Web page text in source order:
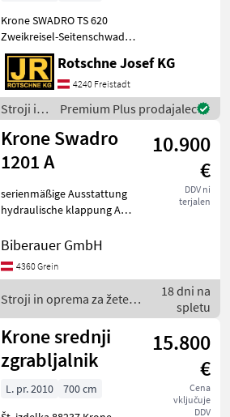
Krone SWADRO TS 620
Zweikreisel-Seitenschwader
mit Einschwadablage
Transportbreite 6.200 mm
Schwadbreite ca. 1.100 bis
1.600 mm zehn Zinkenarme
vorne, 13
Rotschne Josef KG
4240 Freistadt
Stroji in
oprema
za žetev
in
spravilo
/ Krone
Premium Plus prodajalec
Krone Swadro
1201 A
10.900
€
DDV ni
terjalen
serienmäßige Ausstattung
hydraulische klappung AS
za žetev in spravilo
Biberauer GmbH
4360 Grein
Stroji in oprema za žetev
in spravilo / Krone
18 dni na
spletu
Krone srednji
zgrabljalnik
15.800
€
Cena
vključuje
DDV
L. pr. 2010
700 cm